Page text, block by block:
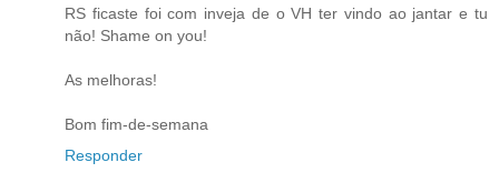
RS ficaste foi com inveja de o VH ter vindo ao jantar e tu
não! Shame on you!
As melhoras!
Bom fim-de-semana
Responder